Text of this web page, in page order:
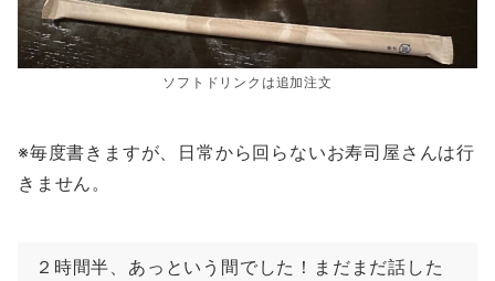
ソフトドリンクは追加注文
※毎度書きますが、日常から回らないお寿司屋さんは行
きません。
２時間半、あっという間でした！まだまだ話した